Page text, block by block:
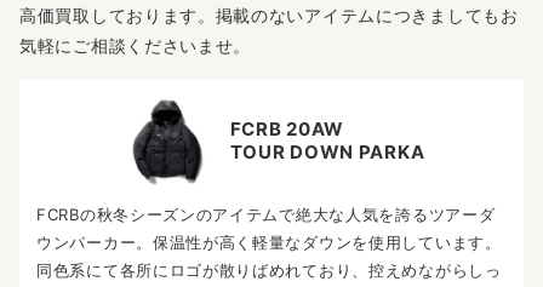
高価買取しております。掲載のないアイテムにつきましてもお
気軽にご相談くださいませ。
FCRB 20AW
TOUR DOWN PARKA
FCRBの秋冬シーズンのアイテムで絶大な人気を誇るツアーダ
ウンパーカー。保温性が高く軽量なダウンを使用しています。
同色系にて各所にロゴが散りばめれており、控えめながらしっ